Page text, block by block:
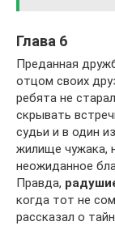
Глава 6
Преданная
отцом своих
ребята не
скрывать
судьи и в один
жилище чужака,
неожиданное
Правда,
когда тот не
рассказал о